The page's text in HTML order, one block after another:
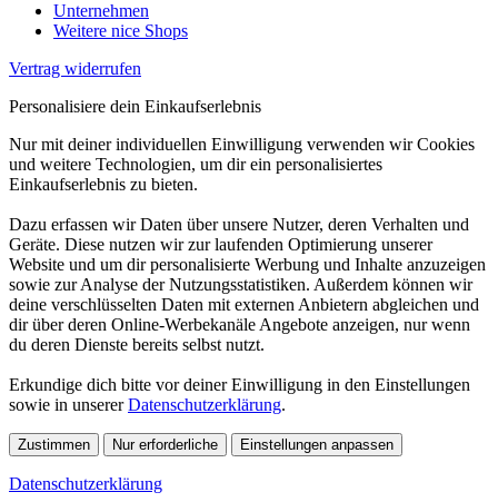
Unternehmen
Weitere nice Shops
Vertrag widerrufen
Personalisiere dein Einkaufserlebnis
Nur mit deiner individuellen Einwilligung verwenden wir Cookies
und weitere Technologien, um dir ein personalisiertes
Einkaufserlebnis zu bieten.
Dazu erfassen wir Daten über unsere Nutzer, deren Verhalten und
Geräte. Diese nutzen wir zur laufenden Optimierung unserer
Website und um dir personalisierte Werbung und Inhalte anzuzeigen
sowie zur Analyse der Nutzungsstatistiken. Außerdem können wir
deine verschlüsselten Daten mit externen Anbietern abgleichen und
dir über deren Online-Werbekanäle Angebote anzeigen, nur wenn
du deren Dienste bereits selbst nutzt.
Erkundige dich bitte vor deiner Einwilligung in den Einstellungen
sowie in unsererDatenschutzerklärung.
Zustimmen Nur erforderliche Einstellungen anpassen
Datenschutzerklärung